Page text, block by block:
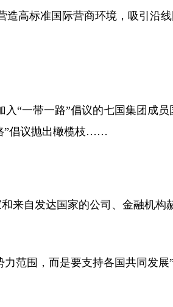
标准国际营商环境，吸引沿线
一带一路”倡议的七国集团成员
”倡议抛出橄榄枝……
自发达国家的公司、金融机构
围，而是要支持各国共同发展